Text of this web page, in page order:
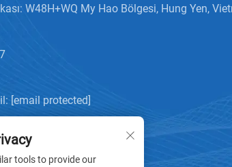
W48H+WQ My Hao Bölgesi, Hung Yen,
[email protected]
tools to provide our